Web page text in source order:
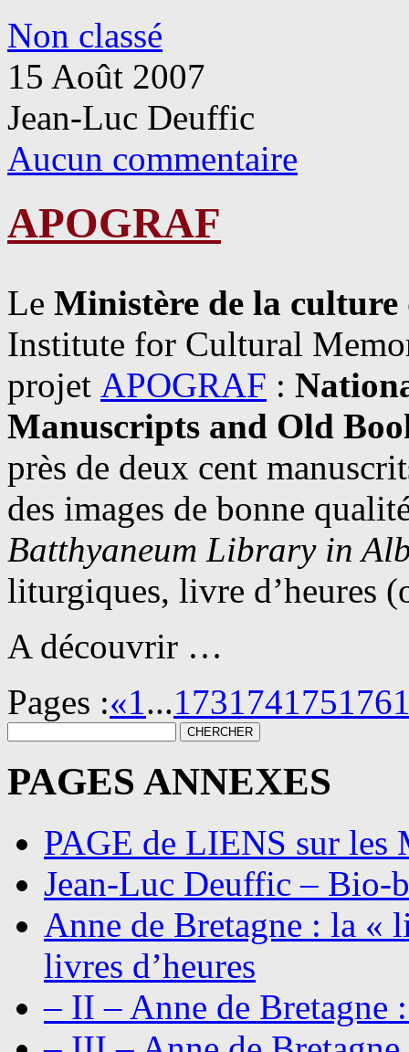
Non classé
15 Août 2007
Jean-Luc Deuffic
Aucun commentaire
APOGRAF
Le Ministère de la culture
Institute for Cultural
projet APOGRAF :
Manuscripts and Old
près de deux cent
des images de bonne
Batthyaneum Library in
liturgiques, livre d’heures
A découvrir …
Pages :«1 ...173174175176
PAGES ANNEXES
PAGE de LIENS sur
Jean-Luc Deuffic – Bio-
Anne de Bretagne : la «
livres d’heures
– II – Anne de Bretagne